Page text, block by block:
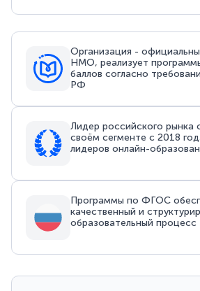
Организация -
НМО, реализует
баллов согласно
РФ
Лидер российского рынка
своём сегменте с 2018
лидеров онлайн-
Программы по ФГОС
качественный и
образовательный процесс